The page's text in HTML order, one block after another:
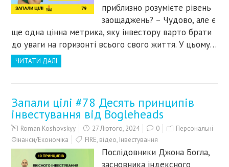
приблизно розумієте рівень
заощаджень? – Чудово, але є
ще одна цінна метрика, яку інвестору варто брати
до уваги на горизонті всього свого життя. У цьому…
ЧИТАТИ ДАЛІ
Запали цілі #78 Десять принципів
інвестування від Bogleheads
Roman Koshovskyy 27 Лютого, 2024 0
Персональні
Фінанси/Економіка
FIRE, відео, Інвестування
Послідовники Джона Богла,
засновника індексного